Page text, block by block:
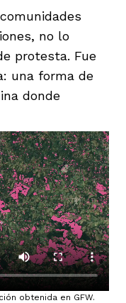
no lo
protesta. Fue
una forma de
donde
obtenida en GFW.